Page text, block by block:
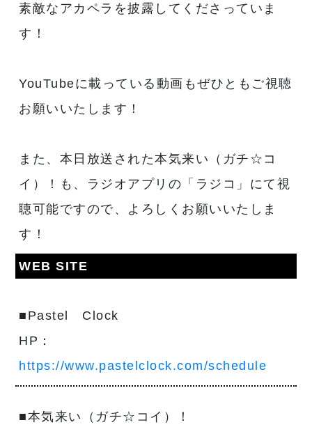
素敵なアカペラを披露してくださっていま
す！
YouTubeに載っている動画もぜひともご視聴
お願いいたします！
また、本日放送された本気来い（ガチ☆コ
イ）！も、ラジオアプリの「ラジコ」にて視
聴可能ですので、よろしくお願いいたしま
す！
WEB SITE
■Pastel Clock
HP：
https://www.pastelclock.com/schedule
■本気来い（ガチ☆コイ）！